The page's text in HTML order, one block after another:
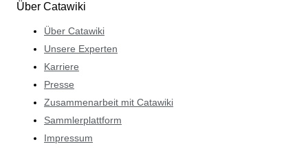
Über Catawiki
Über Catawiki
Unsere Experten
Karriere
Presse
Zusammenarbeit mit Catawiki
Sammlerplattform
Impressum